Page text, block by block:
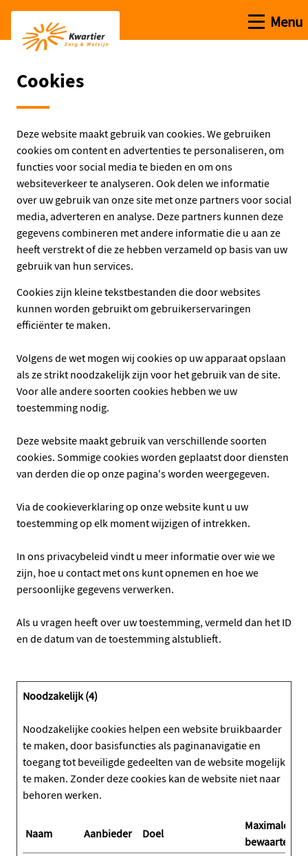
Ga naar de hoofdinhoud
Ga naar de homepage
OpenMenu
Cookies
Deze website maakt gebruik van cookies. We gebruiken
cookies om content en advertenties te personaliseren, om
functies voor social media te bieden en om ons
websiteverkeer te analyseren. Ook delen we informatie
over uw gebruik van onze site met onze partners voor social
media, adverteren en analyse. Deze partners kunnen deze
gegevens combineren met andere informatie die u aan ze
heeft verstrekt of die ze hebben verzameld op basis van uw
gebruik van hun services.
Cookies zijn kleine tekstbestanden die door websites
kunnen worden gebruikt om gebruikerservaringen
efficiënter te maken.
Volgens de wet mogen wij cookies op uw apparaat opslaan
als ze strikt noodzakelijk zijn voor het gebruik van de site.
Voor alle andere soorten cookies hebben we uw
toestemming nodig.
Deze website maakt gebruik van verschillende soorten
cookies. Sommige cookies worden geplaatst door diensten
van derden die op onze pagina's worden weergegeven.
Via de cookieverklaring op onze website kunt u uw
toestemming op elk moment wijzigen of intrekken.
In ons privacybeleid vindt u meer informatie over wie we
zijn, hoe u contact met ons kunt opnemen en hoe we
persoonlijke gegevens verwerken.
Als u vragen heeft over uw toestemming, vermeld dan het ID
en de datum van de toestemming alstublieft.
Noodzakelijk (4)
Noodzakelijke cookies helpen een website bruikbaarder
te maken, door basisfuncties als paginanavigatie en
toegang tot beveiligde gedeelten van de website mogelijk
te maken. Zonder deze cookies kan de website niet naar
behoren werken.
Naam Aanbieder Doel
Maximale